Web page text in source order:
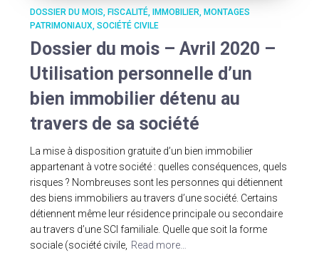
DOSSIER DU MOIS FISCALITÉ IMMOBILIER MONTAGES
PATRIMONIAUX SOCIÉTÉ CIVILE
Dossier du mois – Avril 2020 –
Utilisation personnelle d’un
bien immobilier détenu au
travers de sa société
La mise à disposition gratuite d’un bien immobilier
appartenant à votre société : quelles conséquences, quels
risques ? Nombreuses sont les personnes qui détiennent
des biens immobiliers au travers d’une société. Certains
détiennent même leur résidence principale ou secondaire
au travers d’une SCI familiale. Quelle que soit la forme
sociale (société civile, Read more…